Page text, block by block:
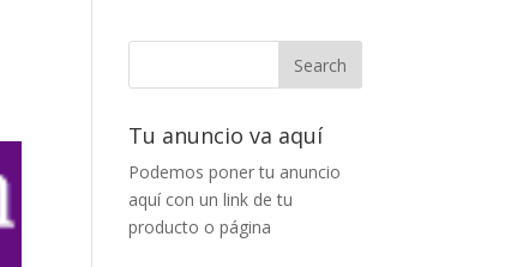
Tu anuncio va aquí
Podemos poner tu anuncio
aquí con un link de tu
producto o página